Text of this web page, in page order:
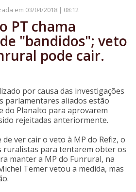
em 03/04/2018 | 08:12
PT chama
"bandidos"; veto
pode cair.
por causa das investigações
parlamentares aliados estão
do Planalto para aprovarem
rejeitadas anteriormente.
ver cair o veto à MP do Refiz, o
ruralistas para tentarem obter os
manter a MP do Funrural, na
Temer vetou a medida, mas